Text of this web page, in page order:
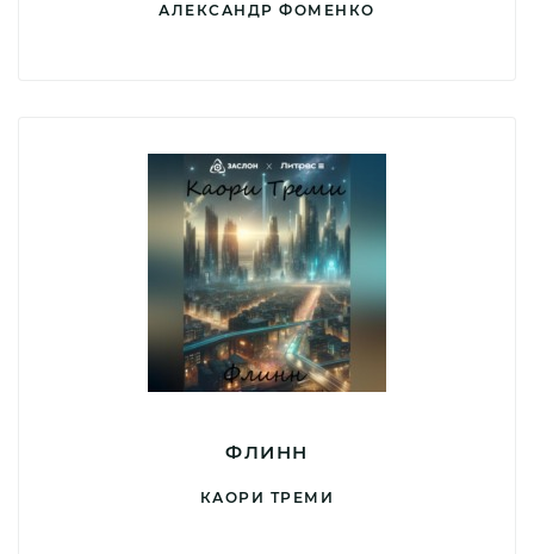
АЛЕКСАНДР ФОМЕНКО
ФЛИНН
КАОРИ ТРЕМИ